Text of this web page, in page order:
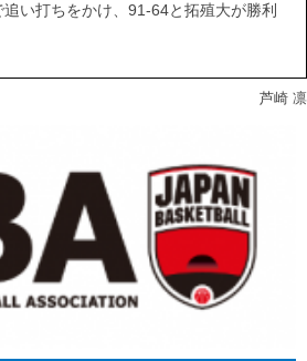
い打ちをかけ、91-64と拓殖大が勝利
芦崎 凛